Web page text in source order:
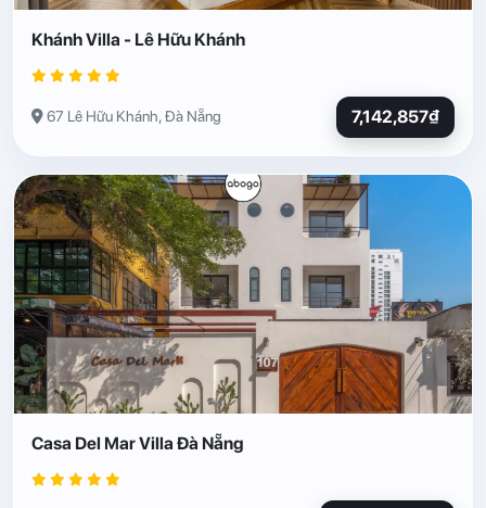
Khánh Villa - Lê Hữu Khánh
67 Lê Hữu Khánh, Đà Nẵng 7,142,857₫
Casa Del Mar Villa Đà Nẵng